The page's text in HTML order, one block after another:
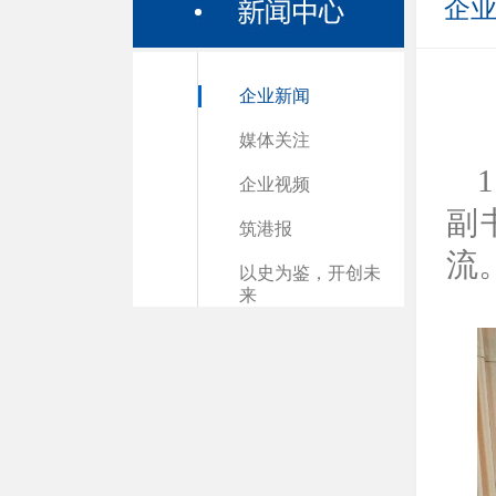
企业新闻
媒体关注
企业视频
筑港报
以史为鉴，开创未
来
企
副
流